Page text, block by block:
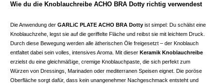
Wie du die Knoblauchreibe ACHO BRA Dotty richtig verwendest
Die Anwendung der GARLiC PLATE ACHO BRA Dotty ist simpel: Du schälst eine
Knoblauchzehe, legst sie auf die geriffelte Fläche und reibst sie mit leichtem Druck.
Durch diese Bewegung werden alle ätherischen Öle freigesetzt – der Knoblauch
entfaltet dabei sein volles, intensives Aroma. Mit dieser Keramik Knoblauchreibe
erzielst du eine gleichmäßige, cremige Knoblauchpaste, die sich perfekt zum
Würzen von Dressings, Marinaden oder mediterranen Speisen eignet. Die poröse
Oberfläche sorgt dafür, dass kein unangenehmer Nachgeschmack entsteht und